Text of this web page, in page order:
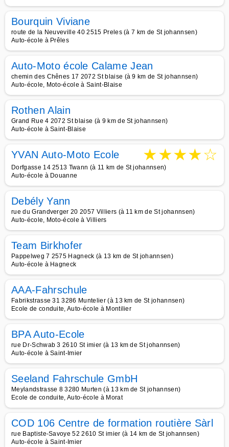
Bourquin Viviane
route de la Neuveville 40 2515 Preles (à 7 km de St johannsen)
Auto-école à Prêles
Auto-Moto école Calame Jean
chemin des Chênes 17 2072 St blaise (à 9 km de St johannsen)
Auto-école, Moto-école à Saint-Blaise
Rothen Alain
Grand Rue 4 2072 St blaise (à 9 km de St johannsen)
Auto-école à Saint-Blaise
YVAN Auto-Moto Ecole ★★★★☆
Dorfgasse 14 2513 Twann (à 11 km de St johannsen)
Auto-école à Douanne
Debély Yann
rue du Grandverger 20 2057 Villiers (à 11 km de St johannsen)
Auto-école, Moto-école à Villiers
Team Birkhofer
Pappelweg 7 2575 Hagneck (à 13 km de St johannsen)
Auto-école à Hagneck
AAA-Fahrschule
Fabrikstrasse 31 3286 Muntelier (à 13 km de St johannsen)
Ecole de conduite, Auto-école à Montilier
BPA Auto-Ecole
rue Dr-Schwab 3 2610 St imier (à 13 km de St johannsen)
Auto-école à Saint-Imier
Seeland Fahrschule GmbH
Meylandstrasse 8 3280 Murten (à 13 km de St johannsen)
Ecole de conduite, Auto-école à Morat
COD 106 Centre de formation routière Sàrl
rue Baptiste-Savoye 52 2610 St imier (à 14 km de St johannsen)
Auto-école à Saint-Imier